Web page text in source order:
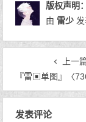
版权声明
由 雷少
上一
『雷▣单图』〈736〉《九
发表评论